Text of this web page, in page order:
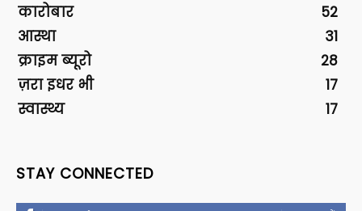
कारोबार
52
आस्था
31
क्राइम ब्यूरो
28
ज़रा इधर भी
17
स्वास्थ्य
17
STAY CONNECTED